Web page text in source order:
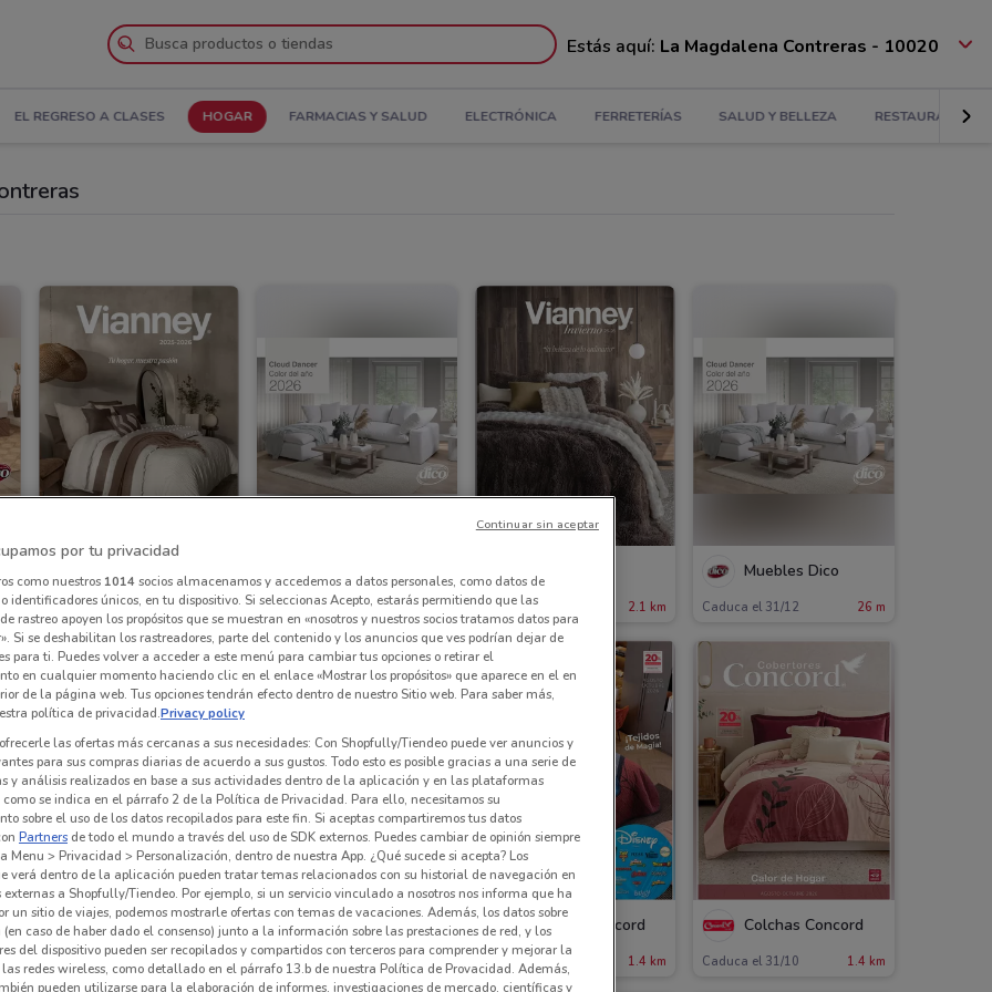
Estás aquí: La Magdalena Contreras - 10020
EL REGRESO A CLASES HOGAR FARMACIAS Y SALUD ELECTRÓNICA FERRETERÍAS SALUD Y BELLEZA RESTAURANTES
Caduca el 31/12 2.1 km
Muebles Dico
Caduca el 31/12 300 m
Vianney
Caduca el 31/12 2.1 km
Muebles Dico
Caduca el 31/12 26 m
Colchas Concord
Caduca el 31/10 1.4 km
Colchas Concord
Caduca el 31/10 1.4 km
Colchas Concord
Caduca el 31/10 1.4 km
Colchas Concord
Caduca el 31/10 1.4 km
por tu privacidad
como nuestros 1014socios almacenamos y accedemos a datos personales, como datos de
identificadores únicos, en tu dispositivo. Si seleccionas Acepto, estarás permitiendo que las
rastreo apoyen los propósitos que se muestran en «nosotros y nuestros socios tratamos datos para
Si se deshabilitan los rastreadores, parte del contenido y los anuncios que ves podrían dejar de
para ti. Puedes volver a acceder a este menú para cambiar tus opciones o retirar el
en cualquier momento haciendo clic en el enlace «Mostrar los propósitos» que aparece en el en
de la página web. Tus opciones tendrán efecto dentro de nuestro Sitio web. Para saber más,
política de privacidad.Privacy policy
las ofertas más cercanas a sus necesidades: Con Shopfully/Tiendeo puede ver anuncios y
para sus compras diarias de acuerdo a sus gustos. Todo esto es posible gracias a una serie de
y análisis realizados en base a sus actividades dentro de la aplicación y en las plataformas
como se indica en el párrafo 2 de la Política de Privacidad. Para ello, necesitamos su
sobre el uso de los datos recopilados para este fin. Si aceptas compartiremos tus datos
Partners de todo el mundo a través del uso de SDK externos. Puedes cambiar de opinión siempre
Menu > Privacidad > Personalización, dentro de nuestra App. ¿Qué sucede si acepta? Los
verá dentro de la aplicación pueden tratar temas relacionados con su historial de navegación en
a Shopfully/Tiendeo. Por ejemplo, si un servicio vinculado a nosotros nos informa que ha
un sitio de viajes, podemos mostrarle ofertas con temas de vacaciones. Además, los datos sobre
caso de haber dado el consenso) junto a la información sobre las prestaciones de red, y los
del dispositivo pueden ser recopilados y compartidos con terceros para comprender y mejorar la
las redes wireless, como detallado en el párrafo 13.b de nuestra Política de Provacidad. Además,
pueden utilizarse para la elaboración de informes, investigaciones de mercado, científicas y
Continuar sin aceptar